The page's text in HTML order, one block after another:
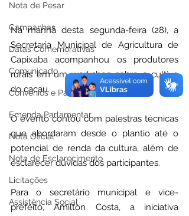
Nota de Pesar
Campanhas
Datas Comemorativas
Comunicado
Convênios e Parcerias
Emenda Parlamentar
Nota Oficial
Nota de Esclarecimento
Licitações
Assistência Social
Na manhã desta segunda-feira (28), a
Secretaria Municipal de Agricultura de
Capixaba acompanhou os produtores
rurais em um workshop sobre o cultivo
do cacau.
O evento contou com palestras técnicas
que abordaram desde o plantio até o
potencial de renda da cultura, além de
esclarecer dúvidas dos participantes.
Para o secretário municipal e vice-
prefeito, Amilton Costa, a iniciativa